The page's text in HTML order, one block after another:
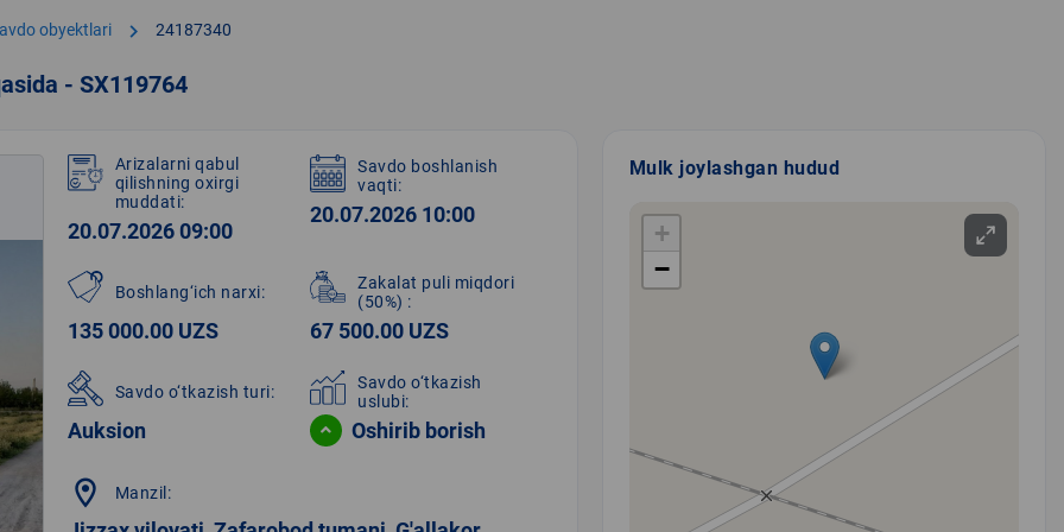
obyektlari chevron_right 24187340
- SX119764
Arizalarni qabul
qilishning oxirgi
muddati:
20.07.2026 09:00
Savdo boshlanish
vaqti:
20.07.2026 10:00
Boshlang‘ich narxi:
135 000.00 UZS
Zakalat puli miqdori
(50%) :
67 500.00 UZS
Savdo o‘tkazish turi:
Auksion
Savdo o‘tkazish
uslubi:
Oshirib borish
location_on Manzil:
Mulk joylashgan hudud
+
−